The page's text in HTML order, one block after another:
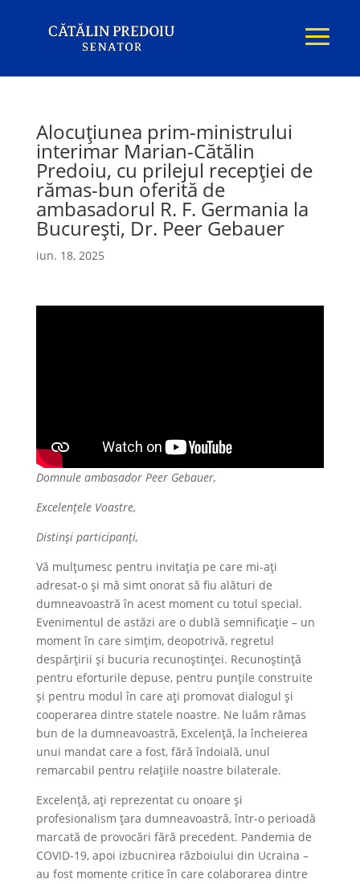
Alocuțiunea prim-ministrului
interimar Marian-Cătălin
Predoiu, cu prilejul recepției de
rămas-bun oferită de
ambasadorul R. F. Germania la
București, Dr. Peer Gebauer
iun. 18, 2025
Domnule ambasador Peer Gebauer,
Excelențele Voastre,
Distinși participanți,
Vă mulțumesc pentru invitația pe care mi-ați
adresat-o și mă simt onorat să fiu alături de
dumneavoastră în acest moment cu totul special.
Evenimentul de astăzi are o dublă semnificație – un
moment în care simțim, deopotrivă, regretul
despărțirii și bucuria recunoștinței. Recunoștință
pentru eforturile depuse, pentru punțile construite
și pentru modul în care ați promovat dialogul și
cooperarea dintre statele noastre. Ne luăm rămas
bun de la dumneavoastră, Excelență, la încheierea
unui mandat care a fost, fără îndoială, unul
remarcabil pentru relațiile noastre bilaterale.
Excelență, ați reprezentat cu onoare și
profesionalism țara dumneavoastră, într-o perioadă
marcată de provocări fără precedent. Pandemia de
COVID-19, apoi izbucnirea războiului din Ucraina –
au fost momente critice în care colaborarea dintre